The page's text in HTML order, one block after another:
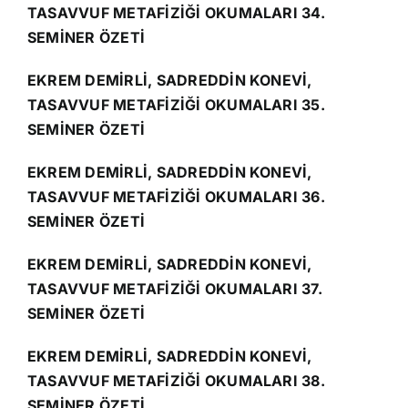
TASAVVUF METAFİZİĞİ OKUMALARI 34.
SEMİNER ÖZETİ
EKREM DEMİRLİ, SADREDDİN KONEVİ,
TASAVVUF METAFİZİĞİ OKUMALARI 35.
SEMİNER ÖZETİ
EKREM DEMİRLİ, SADREDDİN KONEVİ,
TASAVVUF METAFİZİĞİ OKUMALARI 36.
SEMİNER ÖZETİ
EKREM DEMİRLİ, SADREDDİN KONEVİ,
TASAVVUF METAFİZİĞİ OKUMALARI 37.
SEMİNER ÖZETİ
EKREM DEMİRLİ, SADREDDİN KONEVİ,
TASAVVUF METAFİZİĞİ OKUMALARI 38.